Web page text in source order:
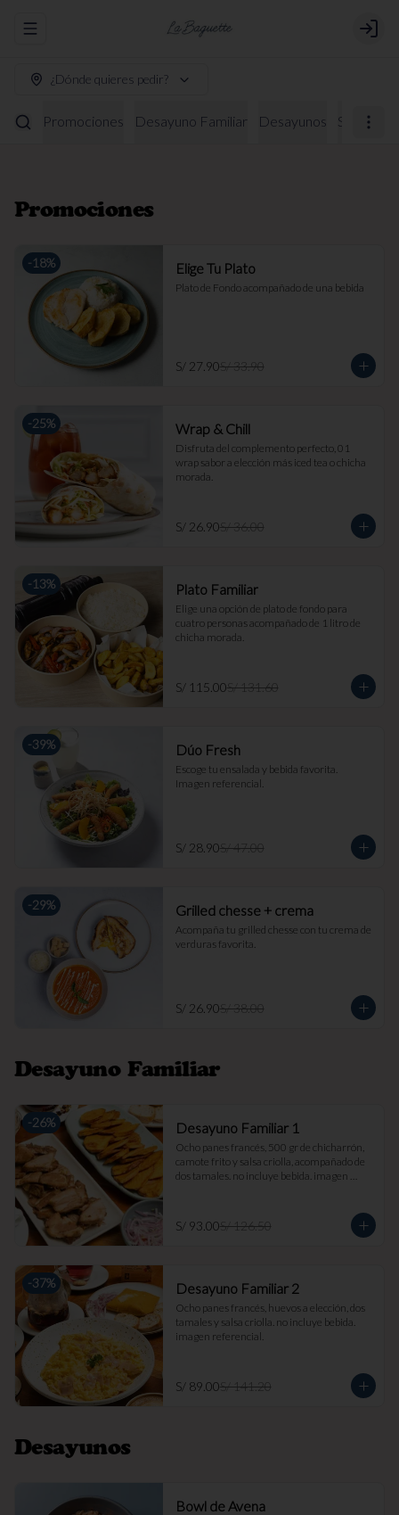
Abrir menu de navegación Login
¿Dónde quieres pedir?
Promociones Desayuno Familiar Desayunos
Promociones
-18% Elige Tu Plato
Plato de Fondo acompañado de una bebida
S/ 27.90S/ 33.90
-25% Wrap & Chill
Disfruta del complemento perfecto, 01
wrap sabor a elección más iced tea o chicha
morada.
S/ 26.90S/ 36.00
-13% Plato Familiar
Elige una opción de plato de fondo para
cuatro personas acompañado de 1 litro de
chicha morada.
S/ 115.00S/ 131.60
-39% Dúo Fresh
Escoge tu ensalada y bebida favorita.
Imagen referencial.
S/ 28.90S/ 47.00
-29% Grilled chesse + crema
Acompaña tu grilled chesse con tu crema de
verduras favorita.
S/ 26.90S/ 38.00
Desayuno Familiar
-26% Desayuno Familiar 1
Ocho panes francés, 500 gr de chicharrón,
camote frito y salsa criolla, acompañado de
dos tamales. no incluye bebida. imagen
S/ 93.00S/ 126.50
-37% Desayuno Familiar 2
Ocho panes francés, huevos a elección, dos
tamales y salsa criolla. no incluye bebida.
imagen referencial.
S/ 89.00S/ 141.20
Desayunos
Bowl de Avena